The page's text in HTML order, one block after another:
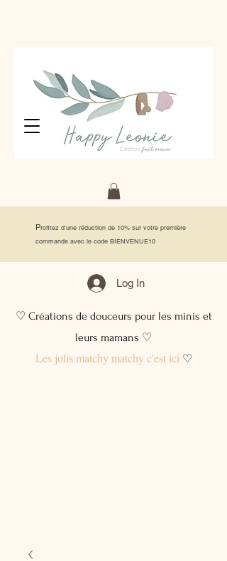
Profitez d'une réduction de 10% sur votre première
commande avec le code BIENVENUE10
Log In
♡ Créations de douceurs pour les minis et
leurs mamans ♡
Les jolis matchy matchy c'est ici♡